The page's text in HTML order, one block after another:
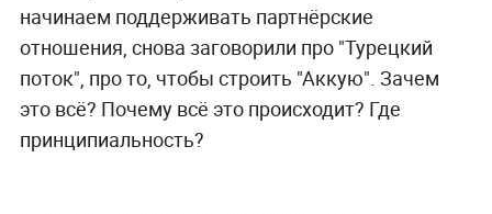
начинаем поддерживать партнёрские
отношения, снова заговорили про "Турецкий
поток", про то, чтобы строить "Аккую". Зачем
это всё? Почему всё это происходит? Где
принципиальность?